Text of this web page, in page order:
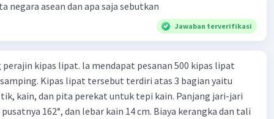
negara asean dan apa saja sebutkan
Jawaban terverifikasi
perajin kipas lipat. la mendapat pesanan 500 kipas lipat
Kipas lipat tersebut terdiri atas 3 bagian yaitu
kain, dan pita perekat untuk tepi kain. Panjang jari-jari
162°, dan lebar kain 14 cm. Biaya kerangka dan tali